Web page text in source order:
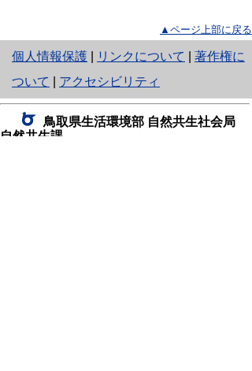
▲ページ上部に戻る
個人情報保護
と
り
ネ
ッ
リンクについて
著作権に
ついて
アクセシビリティ
鳥取県生活環境部 自然共生社会局
自然共生課